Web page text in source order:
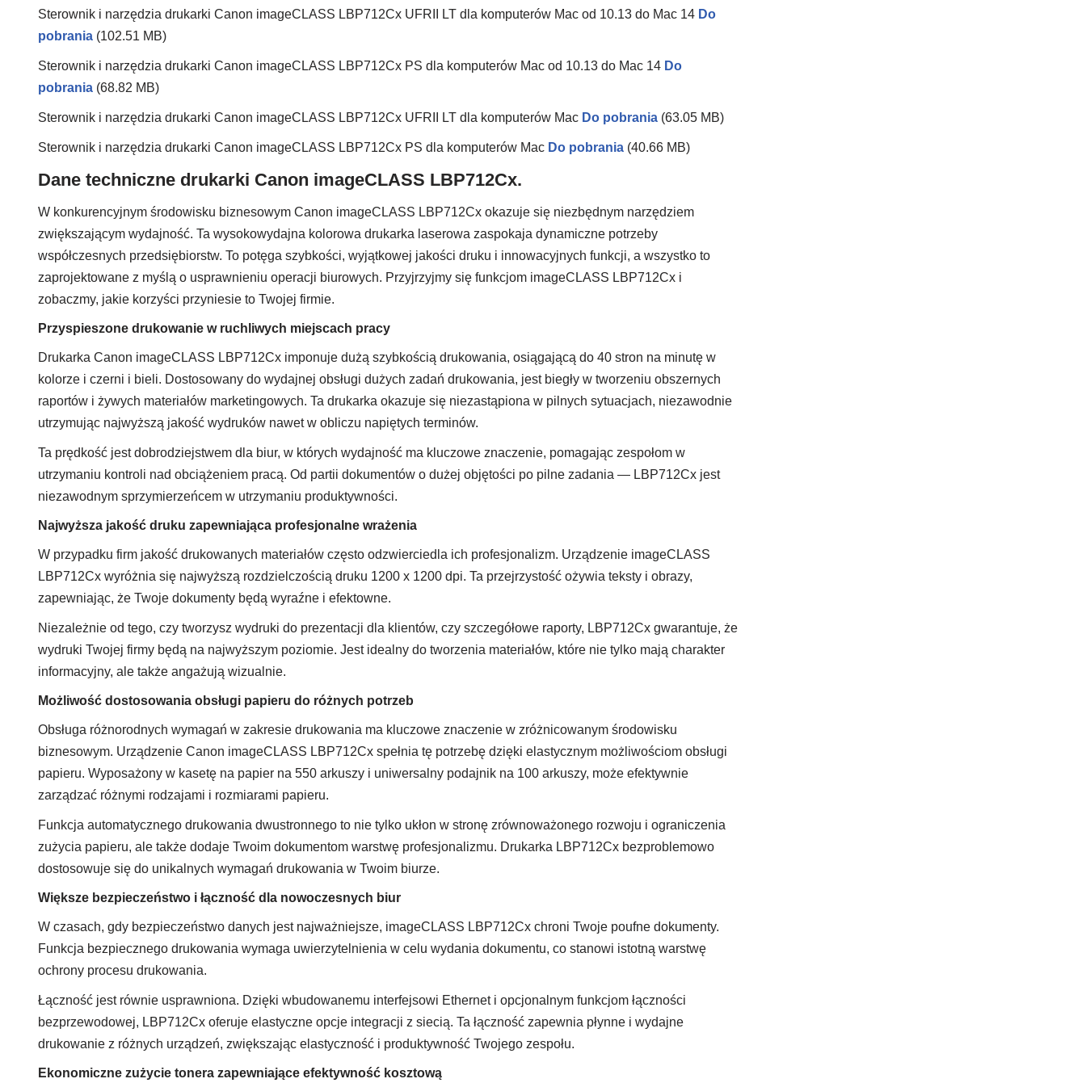
Sterownik i narzędzia drukarki Canon imageCLASS LBP712Cx UFRII LT dla komputerów Mac od 10.13 do Mac 14 Do
pobrania (102.51 MB)
Sterownik i narzędzia drukarki Canon imageCLASS LBP712Cx PS dla komputerów Mac od 10.13 do Mac 14 Do
pobrania (68.82 MB)
Sterownik i narzędzia drukarki Canon imageCLASS LBP712Cx UFRII LT dla komputerów Mac Do pobrania (63.05 MB)
Sterownik i narzędzia drukarki Canon imageCLASS LBP712Cx PS dla komputerów Mac Do pobrania (40.66 MB)
Dane techniczne drukarki Canon imageCLASS LBP712Cx.
W konkurencyjnym środowisku biznesowym Canon imageCLASS LBP712Cx okazuje się niezbędnym narzędziem
zwiększającym wydajność. Ta wysokowydajna kolorowa drukarka laserowa zaspokaja dynamiczne potrzeby
współczesnych przedsiębiorstw. To potęga szybkości, wyjątkowej jakości druku i innowacyjnych funkcji, a wszystko to
zaprojektowane z myślą o usprawnieniu operacji biurowych. Przyjrzyjmy się funkcjom imageCLASS LBP712Cx i
zobaczmy, jakie korzyści przyniesie to Twojej firmie.
Przyspieszone drukowanie w ruchliwych miejscach pracy
Drukarka Canon imageCLASS LBP712Cx imponuje dużą szybkością drukowania, osiągającą do 40 stron na minutę w
kolorze i czerni i bieli. Dostosowany do wydajnej obsługi dużych zadań drukowania, jest biegły w tworzeniu obszernych
raportów i żywych materiałów marketingowych. Ta drukarka okazuje się niezastąpiona w pilnych sytuacjach, niezawodnie
utrzymując najwyższą jakość wydruków nawet w obliczu napiętych terminów.
Ta prędkość jest dobrodziejstwem dla biur, w których wydajność ma kluczowe znaczenie, pomagając zespołom w
utrzymaniu kontroli nad obciążeniem pracą. Od partii dokumentów o dużej objętości po pilne zadania — LBP712Cx jest
niezawodnym sprzymierzeńcem w utrzymaniu produktywności.
Najwyższa jakość druku zapewniająca profesjonalne wrażenia
W przypadku firm jakość drukowanych materiałów często odzwierciedla ich profesjonalizm. Urządzenie imageCLASS
LBP712Cx wyróżnia się najwyższą rozdzielczością druku 1200 x 1200 dpi. Ta przejrzystość ożywia teksty i obrazy,
zapewniając, że Twoje dokumenty będą wyraźne i efektowne.
Niezależnie od tego, czy tworzysz wydruki do prezentacji dla klientów, czy szczegółowe raporty, LBP712Cx gwarantuje, że
wydruki Twojej firmy będą na najwyższym poziomie. Jest idealny do tworzenia materiałów, które nie tylko mają charakter
informacyjny, ale także angażują wizualnie.
Możliwość dostosowania obsługi papieru do różnych potrzeb
Obsługa różnorodnych wymagań w zakresie drukowania ma kluczowe znaczenie w zróżnicowanym środowisku
biznesowym. Urządzenie Canon imageCLASS LBP712Cx spełnia tę potrzebę dzięki elastycznym możliwościom obsługi
papieru. Wyposażony w kasetę na papier na 550 arkuszy i uniwersalny podajnik na 100 arkuszy, może efektywnie
zarządzać różnymi rodzajami i rozmiarami papieru.
Funkcja automatycznego drukowania dwustronnego to nie tylko ukłon w stronę zrównoważonego rozwoju i ograniczenia
zużycia papieru, ale także dodaje Twoim dokumentom warstwę profesjonalizmu. Drukarka LBP712Cx bezproblemowo
dostosowuje się do unikalnych wymagań drukowania w Twoim biurze.
Większe bezpieczeństwo i łączność dla nowoczesnych biur
W czasach, gdy bezpieczeństwo danych jest najważniejsze, imageCLASS LBP712Cx chroni Twoje poufne dokumenty.
Funkcja bezpiecznego drukowania wymaga uwierzytelnienia w celu wydania dokumentu, co stanowi istotną warstwę
ochrony procesu drukowania.
Łączność jest równie usprawniona. Dzięki wbudowanemu interfejsowi Ethernet i opcjonalnym funkcjom łączności
bezprzewodowej, LBP712Cx oferuje elastyczne opcje integracji z siecią. Ta łączność zapewnia płynne i wydajne
drukowanie z różnych urządzeń, zwiększając elastyczność i produktywność Twojego zespołu.
Ekonomiczne zużycie tonera zapewniające efektywność kosztową